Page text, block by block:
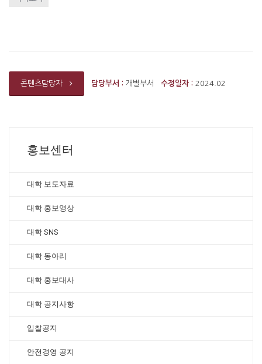
콘텐츠담당자 담당부서 : 개별부서 수정일자 : 2024.02
홍보센터
대학 보도자료
대학 홍보영상
대학 SNS
대학 동아리
대학 홍보대사
대학 공지사항
입찰공지
안전경영 공지